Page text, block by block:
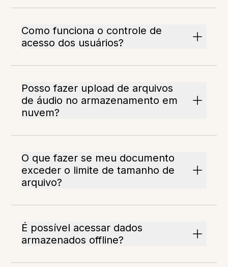
Como funciona o controle de
acesso dos usuários?
Posso fazer upload de arquivos
de áudio no armazenamento em
nuvem?
O que fazer se meu documento
exceder o limite de tamanho de
arquivo?
É possível acessar dados
armazenados offline?